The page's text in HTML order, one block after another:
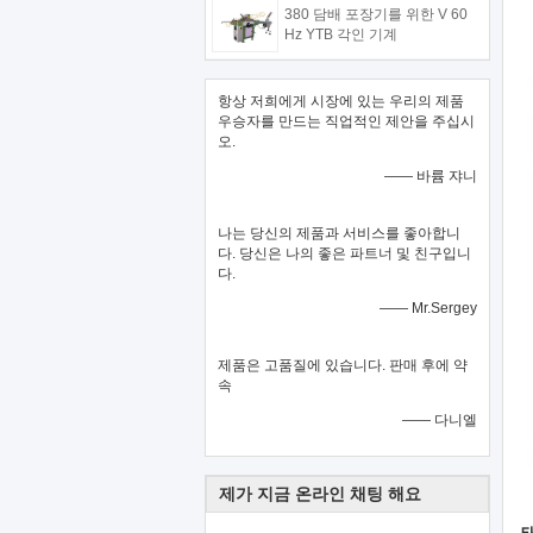
380 담배 포장기를 위한 V 60
Hz YTB 각인 기계
항상 저희에게 시장에 있는 우리의 제품
우승자를 만드는 직업적인 제안을 주십시
오.
—— 바륨 쟈니
나는 당신의 제품과 서비스를 좋아합니
다. 당신은 나의 좋은 파트너 및 친구입니
다.
—— Mr.Sergey
제품은 고품질에 있습니다. 판매 후에 약
속
—— 다니엘
제가 지금 온라인 채팅 해요